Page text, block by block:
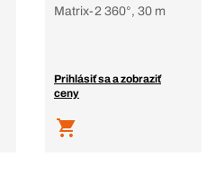
Matrix-2 360°, 30 m
Prihlásiť sa a zobraziť
ceny